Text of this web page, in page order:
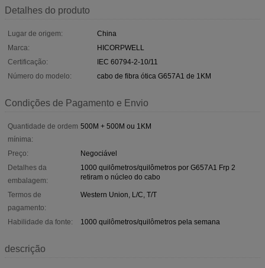
Detalhes do produto
Lugar de origem:
China
Marca:
HICORPWELL
Certificação:
IEC 60794-2-10/11
Número do modelo:
cabo de fibra ótica G657A1 de 1KM
Condições de Pagamento e Envio
Quantidade de ordem
mínima:
500M + 500M ou 1KM
Preço:
Negociável
Detalhes da
embalagem:
1000 quilômetros/quilômetros por G657A1 Frp 2
retiram o núcleo do cabo
Termos de
pagamento:
Western Union, L/C, T/T
Habilidade da fonte: 1000 quilômetros/quilômetros pela semana
descrição